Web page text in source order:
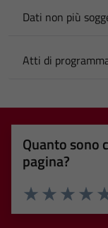
Dati non più
Atti di
Quanto sono
pagina?
Valuta 3
Valuta 2
Valuta 1 stelle su